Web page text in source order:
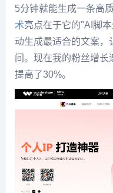
5分钟就能生成一条高
术亮点在于它的"AI脚
动生成最适合的文案，
间。现在我的粉丝增长
提高了30%。